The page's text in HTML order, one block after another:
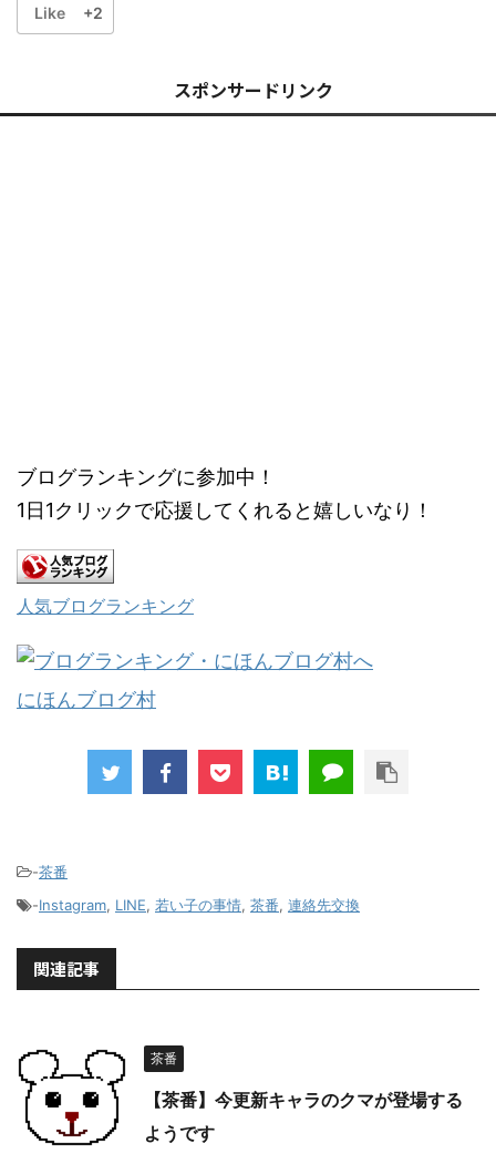
Like +2
スポンサードリンク
ブログランキングに参加中！
1日1クリックで応援してくれると嬉しいなり！
人気ブログランキング
にほんブログ村
-茶番
-Instagram, LINE, 若い子の事情, 茶番, 連絡先交換
関連記事
茶番
【茶番】今更新キャラのクマが登場する
ようです